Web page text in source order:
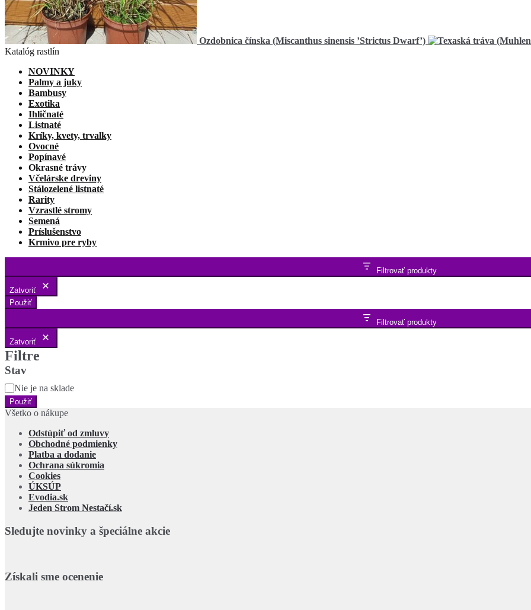
Ozdobnica čínska (Miscanthus sinensis ’Strictus Dwarf’)
Katalóg rastlín
NOVINKY
Palmy a juky
Bambusy
Exotika
Ihličnaté
Listnaté
Kríky, kvety, trvalky
Ovocné
Popínavé
Okrasné trávy
Včelárske dreviny
Stálozelené listnaté
Rarity
Vzrastlé stromy
Semená
Príslušenstvo
Krmivo pre ryby
Filtrovať produkty
Zatvoriť
Použiť
Filtrovať produkty
Zatvoriť
Filtre
Stav
StavNie je na sklade
Použiť
Všetko o nákupe
Odstúpiť od zmluvy
Obchodné podmienky
Platba a dodanie
Ochrana súkromia
Cookies
ÚKSÚP
Evodia.sk
Jeden Strom Nestačí.sk
Sledujte novinky a špeciálne akcie
Získali sme ocenenie